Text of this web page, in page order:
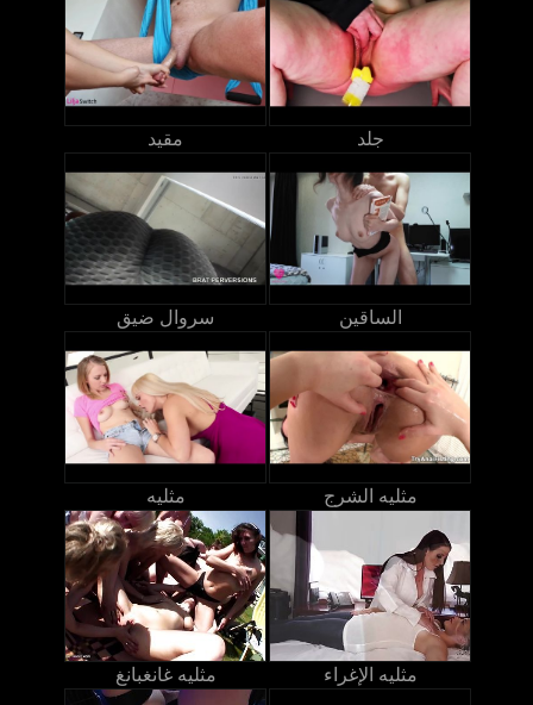
مقيد جلد
سروال ضيق الساقين
مثليه مثليه الشرج
مثليه غانغبانغ مثليه الإغراء